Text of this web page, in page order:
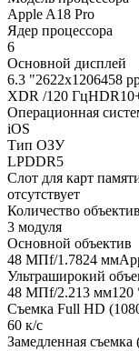
Apple A18 Pro
Ядер процессора
6
Основной дисплей
6.3 "2622x1206458
XDR /120
Операционная
iOS
Тип ОЗУ
LPDDR5
Слот для карт
отсутствует
Количество
3 модуля
Основной объектив
48 МПf/1.7824
Ультраширокий
48 МПf/2.213 мм120
Съемка Full HD
60 к/с
Замедленная съемка